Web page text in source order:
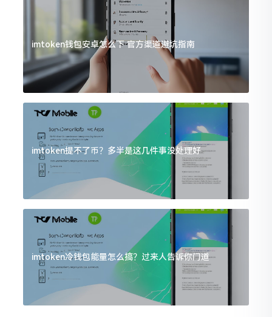
imtoken钱包安卓怎么下 官方渠道避坑指南
imtoken提不了币？多半是这几件事没处理好
imtoken冷钱包能量怎么搞？过来人告诉你门道